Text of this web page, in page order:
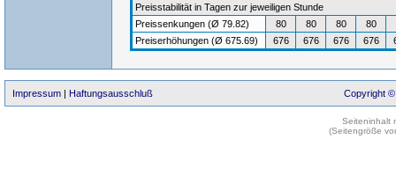
Preisstabilität in Tagen zur jeweiligen Stunde
Preissenkungen (Ø 79.82)
80 80 80 80
Preiserhöhungen (Ø 675.69)
676 676 676 676
Impressum | Haftungsausschluß Copyright ©
Seiteninhalt
(Seitengröße